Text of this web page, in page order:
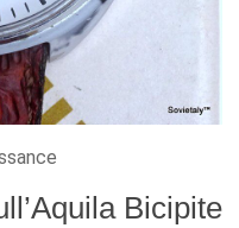
Bicipite